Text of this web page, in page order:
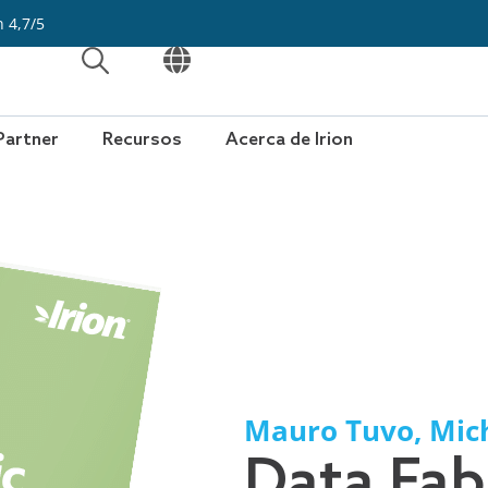
4,7/5
ABRIR
ABRIR
Recursos Acerca de Irion
Mauro Tuvo,